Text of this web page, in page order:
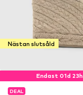
Nästan slutsåld
Endast 01d
DEAL
DEAL